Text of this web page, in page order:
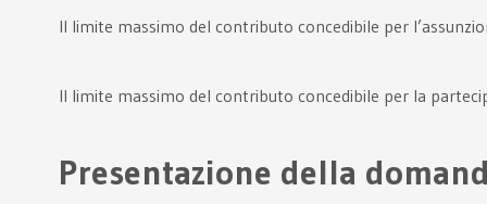
Il limite massimo del contributo concedibile per
Il limite massimo del contributo concedibile per la
Presentazione della